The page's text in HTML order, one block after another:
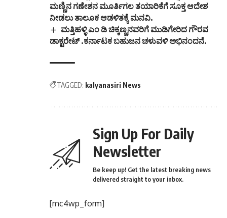
ಮಣ್ಣಿನ ಗಣೇಶನ ಮೂರ್ತಿಗಲ ತಯಾರಿಕೆಗೆ ಸೂಕ್ತ ಆದೇಶ
ನೀಡಲು ತಾಲೂಕ ಆಡಳಿತಕ್ಕೆ ಮನವಿ.
ಮತ್ತಿಹಳ್ಳಿ ಎಂ ಡಿ ಚಿಕ್ಕಣ್ಣನವರಿಗೆ ಮುಡಿಗೇರಿದ ಗೌರವ
ಡಾಕ್ಟರೇಟ್ .ಕರ್ನಾಟಕ ಬಹುಜನ ಚಳುವಳಿ ಅಭಿನಂದನೆ.
TAGGED: kalyanasiri News
Sign Up For Daily
Newsletter
Be keep up! Get the latest breaking news
delivered straight to your inbox.
[mc4wp_form]